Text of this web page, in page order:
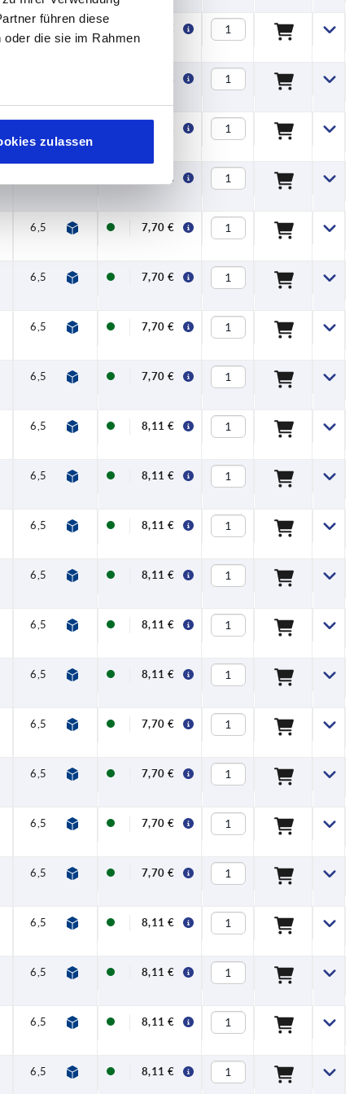
führen diese
die sie im Rahmen
zulassen
45,5
8,11 €
45,5
8,11 €
45,5
8,11 €
45,5
8,11 €
6,5 17,5 42,5 45,5
7,70 €
6,5 17,5 42,5 45,5
7,70 €
6,5 17,5 42,5 45,5
7,70 €
6,5 17,5 42,5 45,5
7,70 €
6,5 17,5 42,5 45,5
8,11 €
6,5 17,5 42,5 45,5
8,11 €
6,5 17,5 42,5 45,5
8,11 €
6,5 17,5 42,5 45,5
8,11 €
6,5 17,5 42,5 45,5
8,11 €
6,5 17,5 42,5 45,5
8,11 €
6,5 17,5 42,5 45,5
7,70 €
6,5 17,5 42,5 45,5
7,70 €
6,5 17,5 42,5 45,5
7,70 €
6,5 17,5 42,5 45,5
7,70 €
6,5 17,5 42,5 45,5
8,11 €
6,5 17,5 42,5 45,5
8,11 €
6,5 17,5 42,5 45,5
8,11 €
6,5 17,5 42,5 45,5
8,11 €